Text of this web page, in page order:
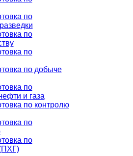
по
по
по
по добыче
по
и газа
по контролю
по
по